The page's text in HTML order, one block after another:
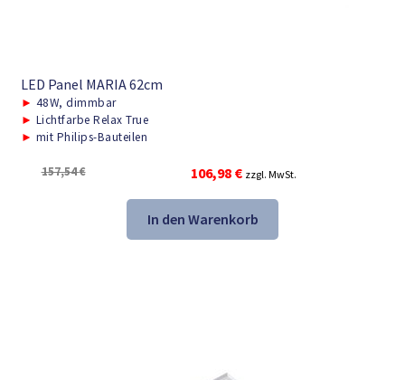
LED Panel MARIA 62cm
► 48W, dimmbar
► Lichtfarbe Relax True
► mit Philips-Bauteilen
157,54€
Ursprünglicher
Preis
war:
157,54 €
106,98 €Aktueller
Preis
ist:
106,98 €.
zzgl. MwSt.
In den Warenkorb